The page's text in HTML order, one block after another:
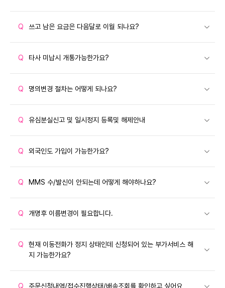
Q 쓰고 남은 요금은 다음달로 이월 되나요?
Q 타사 미납시 개통가능한가요?
Q 명의변경 절차는 어떻게 되나요?
Q 유심분실신고 및 일시정지 등록및 해제안내
Q 외국인도 가입이 가능한가요?
Q MMS 수/발신이 안되는데 어떻게 해야하나요?
Q 개명후 이름변경이 필요합니다.
Q
현재 이동전화가 정지 상태인데 신청되어 있는 부가서비스 해
지 가능한가요?
Q 주문신청내역/접수진행상태/배송조회를 확인하고 싶어요